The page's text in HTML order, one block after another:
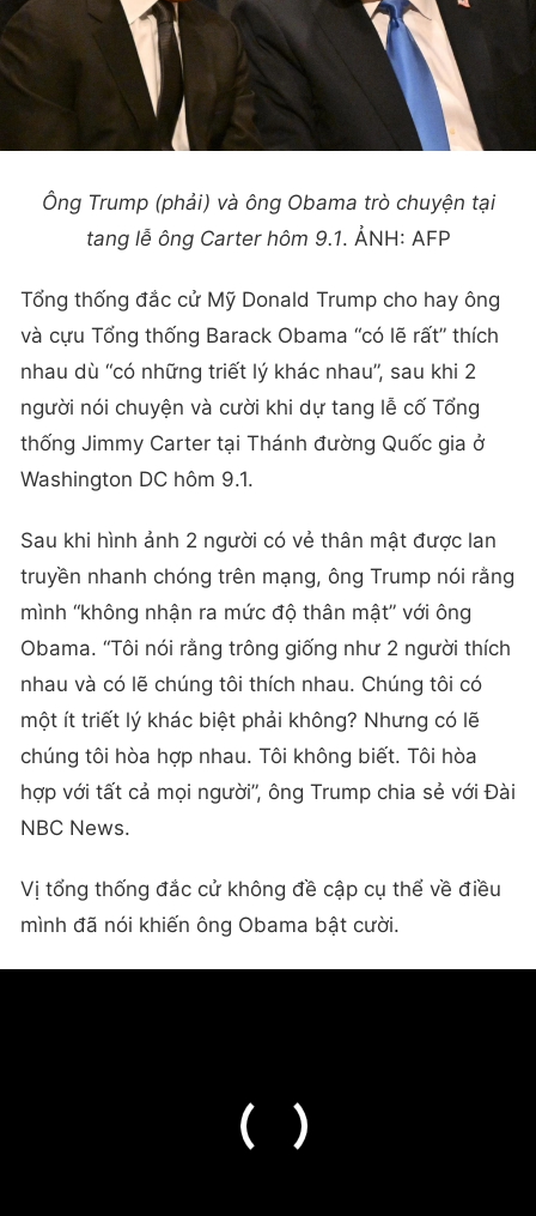
Ông Trump (phải) và ông Obama trò chuyện tại
tang lễ ông Carter hôm 9.1. ẢNH: AFP
Tổng thống đắc cử Mỹ Donald Trump cho hay ông
và cựu Tổng thống Barack Obama “có lẽ rất” thích
nhau dù “có những triết lý khác nhau”, sau khi 2
người nói chuyện và cười khi dự tang lễ cố Tổng
thống Jimmy Carter tại Thánh đường Quốc gia ở
Washington DC hôm 9.1.
Sau khi hình ảnh 2 người có vẻ thân mật được lan
truyền nhanh chóng trên mạng, ông Trump nói rằng
mình “không nhận ra mức độ thân mật” với ông
Obama. “Tôi nói rằng trông giống như 2 người thích
nhau và có lẽ chúng tôi thích nhau. Chúng tôi có
một ít triết lý khác biệt phải không? Nhưng có lẽ
chúng tôi hòa hợp nhau. Tôi không biết. Tôi hòa
hợp với tất cả mọi người”, ông Trump chia sẻ với Đài
NBC News.
Vị tổng thống đắc cử không đề cập cụ thể về điều
mình đã nói khiến ông Obama bật cười.